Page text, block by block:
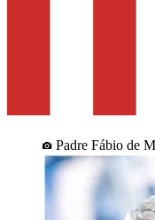
Padre Fábio de